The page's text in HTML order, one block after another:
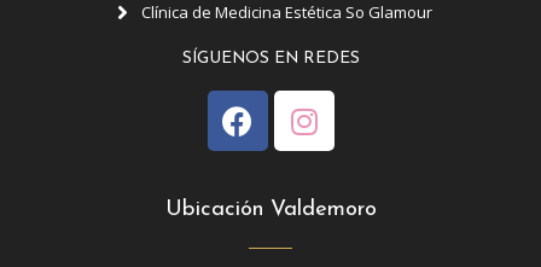
Clínica de Medicina Estética So Glamour
SÍGUENOS EN REDES
Ubicación Valdemoro